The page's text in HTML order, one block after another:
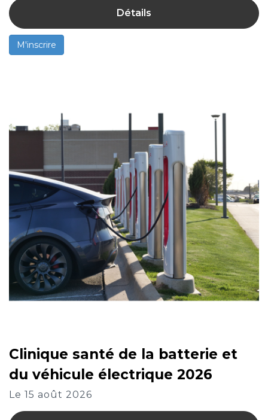
Détails
M'inscrire
Clinique santé de la batterie et
du véhicule électrique 2026
Le 15 août 2026